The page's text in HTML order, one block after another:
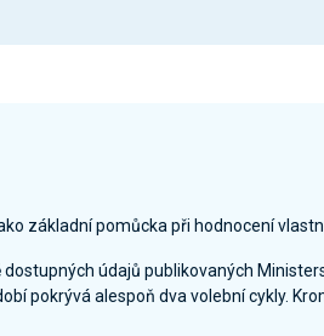
základní pomůcka při hodnocení
údajů publikovaných
pokrývá alespoň dva volební cykly.